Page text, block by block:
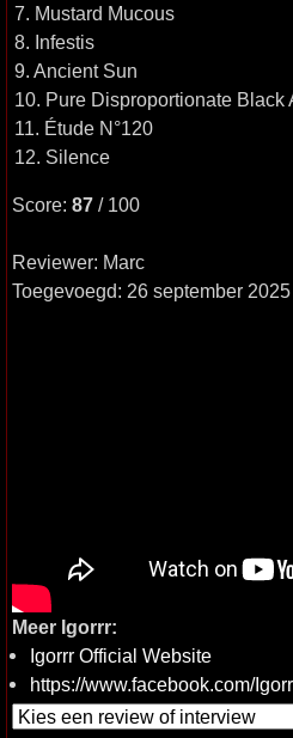
7. Mustard Mucous
8. Infestis
9. Ancient Sun
10. Pure Disproportionate Black
11. Étude N°120
12. Silence
Score: 87 / 100
Reviewer: Marc
Toegevoegd: 26 september 2025
Meer Igorrr:
Igorrr Official Website
https://www.facebook.com/